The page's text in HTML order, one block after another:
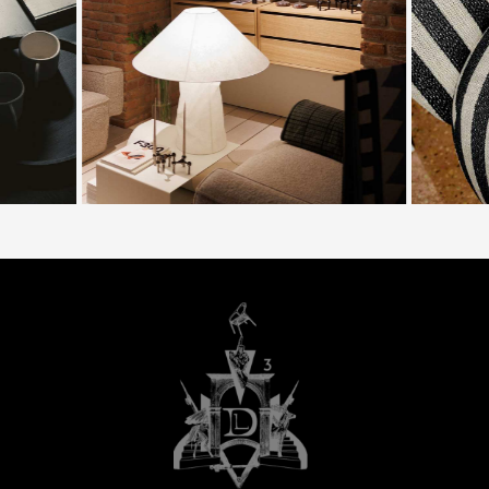
вашим потребностям и возможностям
пространства. Модули прекрасно сочетаются
между собой, позволяя трансформировать
диван в отдельные кресла или большую
кровать в зависимости от случая.
Диван Baxter с закругленной спинкой и плавным
силуэтом отлично впишутся в классические и
идеально подойдут для рабочего кабинета
Вы можете выбрать подходящую модель дивана
Baxter на сайте Laboratory Dome либо
оформить заказ на диван из каталога
производителя с помощью менеджера.